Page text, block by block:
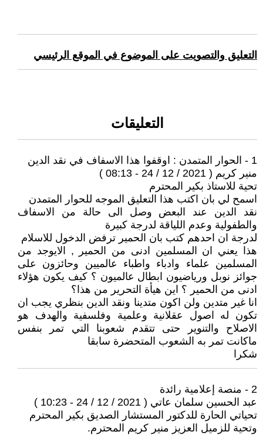
التعليق والتصويت على الموضوع في الموقع الرئيسي
التعليقات
1 - الحوار المتمدن : اوقفوا هذا الاسفاف في نقد الدين
منير كريم ( 2021 / 12 / 24 - 08:13 )
تحية للاستاذ بكير المحترم
اسمح لي بان اكتب هذا التعليق الموجه للحوار المتمدن
نقد الدين عند البعض وصل الى حالة من الاسفاف
والطفولية وعدم اللياقة لدرجة كبيرة
لدرجة ان احدهم كتب بان الحمير ترفض الدخول للاسلام
هذا يعني ان المسلمين ادنى من الحمير , الايوجد من
المسلمين علماء وادباء واطباء عالميين وحائزون على
جوائز نوبل ورياضيون ابطال عالميون ؟ كيف يكون هؤلاء
ادنى من الحمير ؟ اين هيأة التحرير من هذا؟
انا غير متدين ولن اكون متدينا ونقد الدين بنظري يجب ان
تكون له اصول عقلانية وعلمية وفلسفية والهدف هو
الاصلاح والتنوير حتى تتقدم شعوبنا التي تمر بنفس
ماكانت تمر به الشعوب المتحضرة سابقا
شكرا
2 - منصة إعلامية رائدة
عبد الحسين سلمان عاتي ( 2021 / 12 / 24 - 10:23 )
تحياتي الحارة للدكتور المستشار الصديق بكير المحترم
وتحية للزميل العزيز منير كريم المحترم.